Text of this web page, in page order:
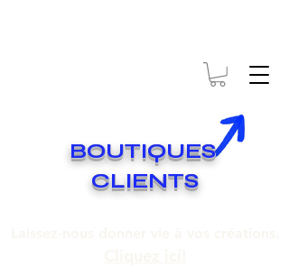
BOUTIQUES
CLIENTS